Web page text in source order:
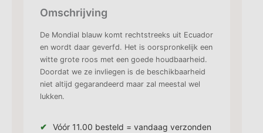
Omschrijving
De Mondial blauw komt rechtstreeks uit Ecuador
en wordt daar geverfd. Het is oorspronkelijk een
witte grote roos met een goede houdbaarheid.
Doordat we ze invliegen is de beschikbaarheid
niet altijd gegarandeerd maar zal meestal wel
lukken.
Vóór 11.00 besteld = vandaag verzonden